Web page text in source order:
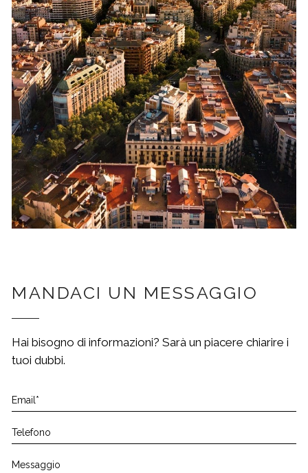
MANDACI UN MESSAGGIO
Hai bisogno di informazioni? Sarà un piacere chiarire i
tuoi dubbi.